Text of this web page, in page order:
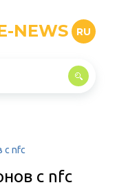
NEWS RU
с nfc
с nfc